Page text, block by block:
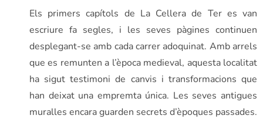
Els primers capítols de La Cellera de Ter es van
escriure fa segles, i les seves pàgines continuen
desplegant-se amb cada carrer adoquinat. Amb arrels
que es remunten a l’època medieval, aquesta localitat
ha sigut testimoni de canvis i transformacions que
han deixat una empremta única. Les seves antigues
muralles encara guarden secrets d’èpoques passades.